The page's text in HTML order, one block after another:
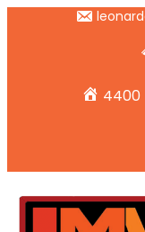
4400